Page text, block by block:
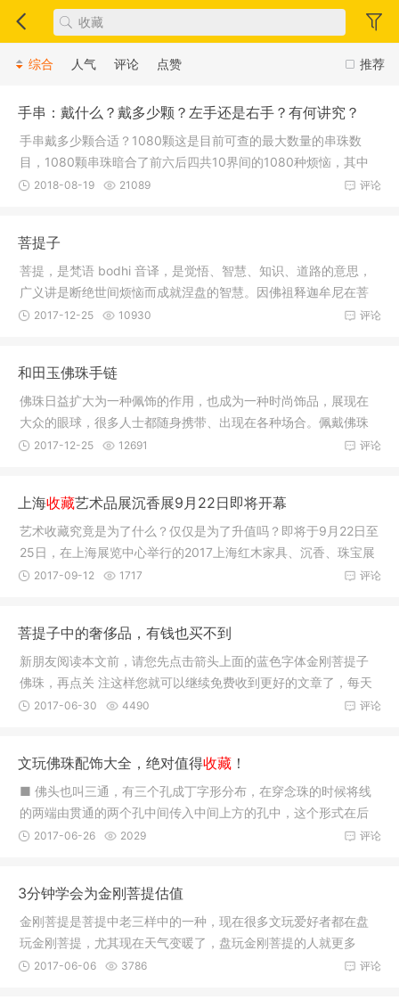
推荐
综合 人气 评论 点赞
手串：戴什么？戴多少颗？左手还是右手？有何讲究？
手串戴多少颗合适？1080颗这是目前可查的最大数量的串珠数
目，1080颗串珠暗合了前六后四共10界间的1080种烦恼，其中
每界为108种
评论
2018-08-19 21089
菩提子
菩提，是梵语 bodhi 音译，是觉悟、智慧、知识、道路的意思，
广义讲是断绝世间烦恼而成就涅盘的智慧。因佛祖释迦牟尼在菩
提树下证
评论
2017-12-25 10930
和田玉佛珠手链
佛珠日益扩大为一种佩饰的作用，也成为一种时尚饰品，展现在
大众的眼球，很多人士都随身携带、出现在各种场合。佩戴佛珠
可以根据
评论
2017-12-25 12691
上海收藏艺术品展沉香展9月22日即将开幕
艺术收藏究竟是为了什么？仅仅是为了升值吗？即将于9月22日至
25日，在上海展览中心举行的2017上海红木家具、沉香、珠宝展
览将告诉
评论
2017-09-12 1717
菩提子中的奢侈品，有钱也买不到
新朋友阅读本文前，请您先点击箭头上面的蓝色字体金刚菩提子
佛珠，再点关 注这样您就可以继续免费收到更好的文章了，每天
都有分享
评论
2017-06-30 4490
文玩佛珠配饰大全，绝对值得收藏 ！
■ 佛头也叫三通，有三个孔成丁字形分布，在穿念珠的时候将线
的两端由贯通的两个孔中间传入中间上方的孔中，这个形式在后
来的说法
评论
2017-06-26 2029
3分钟学会为金刚菩提估值
金刚菩提是菩提中老三样中的一种，现在很多文玩爱好者都在盘
玩金刚菩提，尤其现在天气变暖了，盘玩金刚菩提的人就更多
了。很多人
评论
2017-06-06 3786